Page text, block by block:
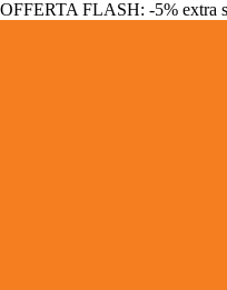
OFFERTA FLASH: -5% extra